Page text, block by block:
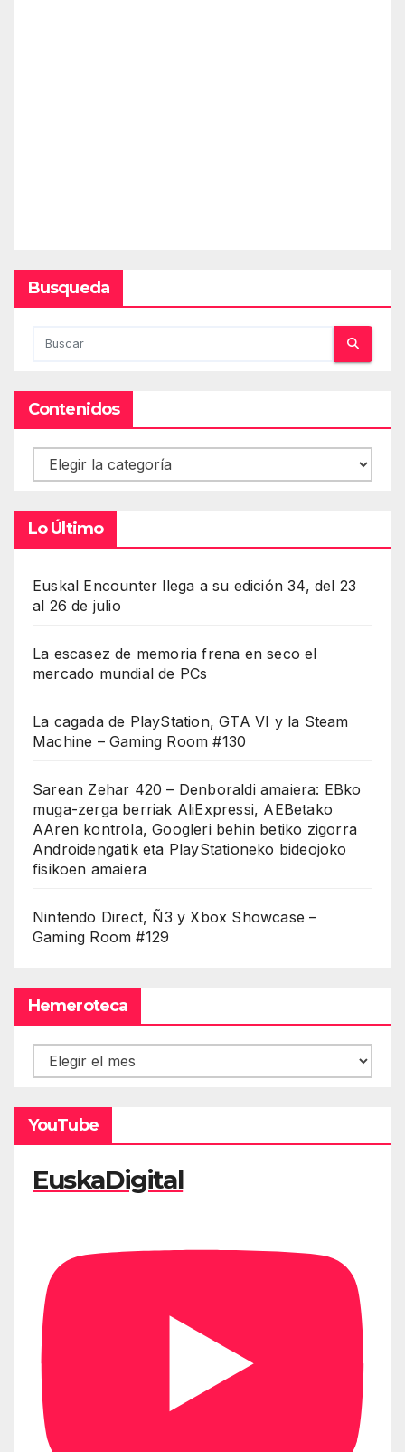
Busqueda
Contenidos
Contenidos
Lo Último
Euskal Encounter llega a su edición 34, del 23
al 26 de julio
La escasez de memoria frena en seco el
mercado mundial de PCs
La cagada de PlayStation, GTA VI y la Steam
Machine – Gaming Room #130
Sarean Zehar 420 – Denboraldi amaiera: EBko
muga-zerga berriak AliExpressi, AEBetako
AAren kontrola, Googleri behin betiko zigorra
Androidengatik eta PlayStationeko bideojoko
fisikoen amaiera
Nintendo Direct, Ñ3 y Xbox Showcase –
Gaming Room #129
Hemeroteca
Hemeroteca
YouTube
EuskaDigital